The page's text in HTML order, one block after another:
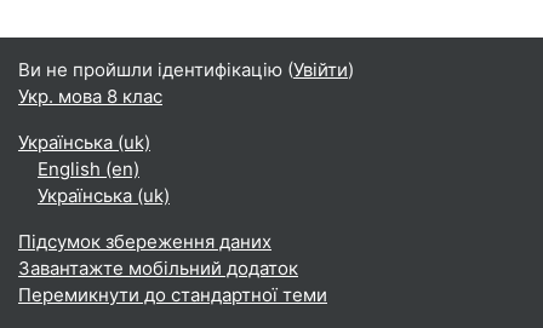
Ви не пройшли ідентифікацію (Увійти)
Укр. мова 8 клас
Українська ‎(uk)‎
English ‎(en)‎
Українська ‎(uk)‎
Підсумок збереження даних
Завантажте мобільний додаток
Перемикнути до стандартної теми